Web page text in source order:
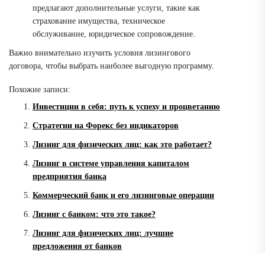
предлагают дополнительные услуги, такие как
страхование имущества, техническое
обслуживание, юридическое сопровождение.
Важно внимательно изучить условия лизингового
договора, чтобы выбрать наиболее выгодную программу.
Похожие записи:
Инвестиции в себя: путь к успеху и процветанию
Стратегии на Форекс без индикаторов
Лизинг для физических лиц: как это работает?
Лизинг в системе управления капиталом
предприятия банка
Коммерческий банк и его лизинговые операции
Лизинг с банком: что это такое?
Лизинг для физических лиц: лучшие
предложения от банков